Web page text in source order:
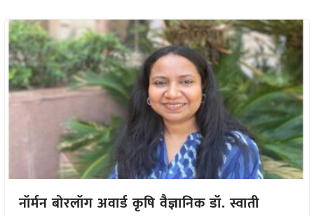
नॉर्मन बोरलॉग अवार्ड कृषि वैज्ञानिक डॉ. स्वाती